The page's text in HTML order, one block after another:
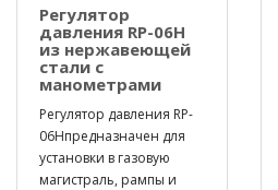
Регулятор
давления RP-06H
из нержавеющей
стали с
манометрами
Регулятор давления RP-
06Hпредназначен для
установки в газовую
магистраль, рампы и